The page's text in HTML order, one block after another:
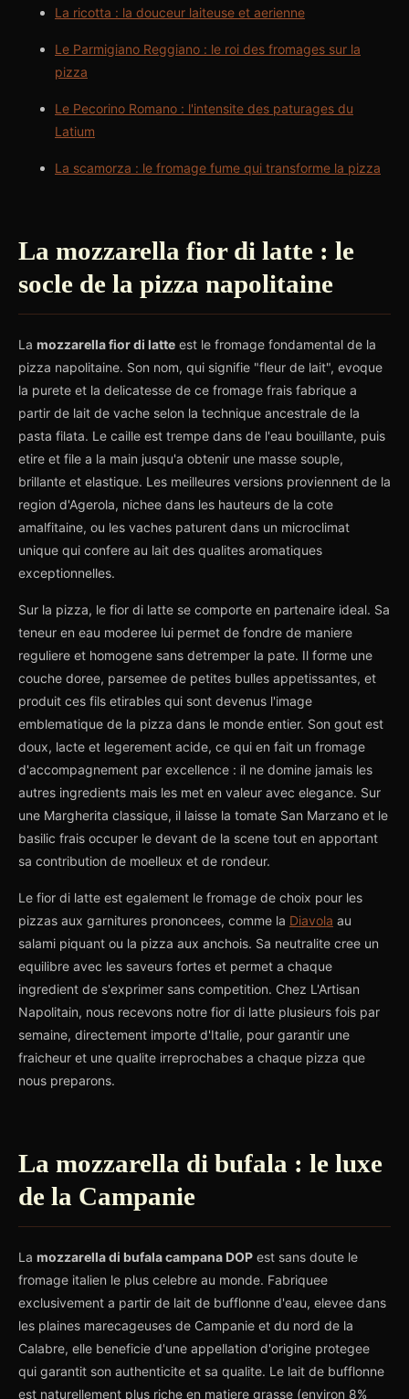
La ricotta : la douceur laiteuse et aerienne
Le Parmigiano Reggiano : le roi des fromages sur la
pizza
Le Pecorino Romano : l'intensite des paturages du
Latium
La scamorza : le fromage fume qui transforme la pizza
La mozzarella fior di latte : le
socle de la pizza napolitaine
La mozzarella fior di latte est le fromage fondamental de la
pizza napolitaine. Son nom, qui signifie "fleur de lait", evoque
la purete et la delicatesse de ce fromage frais fabrique a
partir de lait de vache selon la technique ancestrale de la
pasta filata. Le caille est trempe dans de l'eau bouillante, puis
etire et file a la main jusqu'a obtenir une masse souple,
brillante et elastique. Les meilleures versions proviennent de la
region d'Agerola, nichee dans les hauteurs de la cote
amalfitaine, ou les vaches paturent dans un microclimat
unique qui confere au lait des qualites aromatiques
exceptionnelles.
Sur la pizza, le fior di latte se comporte en partenaire ideal. Sa
teneur en eau moderee lui permet de fondre de maniere
reguliere et homogene sans detremper la pate. Il forme une
couche doree, parsemee de petites bulles appetissantes, et
produit ces fils etirables qui sont devenus l'image
emblematique de la pizza dans le monde entier. Son gout est
doux, lacte et legerement acide, ce qui en fait un fromage
d'accompagnement par excellence : il ne domine jamais les
autres ingredients mais les met en valeur avec elegance. Sur
une Margherita classique, il laisse la tomate San Marzano et le
basilic frais occuper le devant de la scene tout en apportant
sa contribution de moelleux et de rondeur.
Le fior di latte est egalement le fromage de choix pour les
pizzas aux garnitures prononcees, comme la Diavola au
salami piquant ou la pizza aux anchois. Sa neutralite cree un
equilibre avec les saveurs fortes et permet a chaque
ingredient de s'exprimer sans competition. Chez L'Artisan
Napolitain, nous recevons notre fior di latte plusieurs fois par
semaine, directement importe d'Italie, pour garantir une
fraicheur et une qualite irreprochabes a chaque pizza que
nous preparons.
La mozzarella di bufala : le luxe
de la Campanie
La mozzarella di bufala campana DOP est sans doute le
fromage italien le plus celebre au monde. Fabriquee
exclusivement a partir de lait de bufflonne d'eau, elevee dans
les plaines marecageuses de Campanie et du nord de la
Calabre, elle beneficie d'une appellation d'origine protegee
qui garantit son authenticite et sa qualite. Le lait de bufflonne
est naturellement plus riche en matiere grasse (environ 8%